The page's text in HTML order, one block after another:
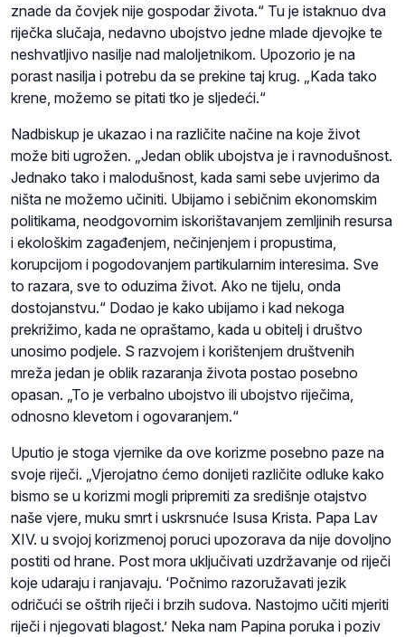
znade da čovjek nije gospodar života.“ Tu je istaknuo dva
riječka slučaja, nedavno ubojstvo jedne mlade djevojke te
neshvatljivo nasilje nad maloljetnikom. Upozorio je na
porast nasilja i potrebu da se prekine taj krug. „Kada tako
krene, možemo se pitati tko je sljedeći.“
Nadbiskup je ukazao i na različite načine na koje život
može biti ugrožen. „Jedan oblik ubojstva je i ravnodušnost.
Jednako tako i malodušnost, kada sami sebe uvjerimo da
ništa ne možemo učiniti. Ubijamo i sebičnim ekonomskim
politikama, neodgovornim iskorištavanjem zemljinih resursa
i ekološkim zagađenjem, nečinjenjem i propustima,
korupcijom i pogodovanjem partikularnim interesima. Sve
to razara, sve to oduzima život. Ako ne tijelu, onda
dostojanstvu.“ Dodao je kako ubijamo i kad nekoga
prekrižimo, kada ne opraštamo, kada u obitelj i društvo
unosimo podjele. S razvojem i korištenjem društvenih
mreža jedan je oblik razaranja života postao posebno
opasan. „To je verbalno ubojstvo ili ubojstvo riječima,
odnosno klevetom i ogovaranjem.“
Uputio je stoga vjernike da ove korizme posebno paze na
svoje riječi. „Vjerojatno ćemo donijeti različite odluke kako
bismo se u korizmi mogli pripremiti za središnje otajstvo
naše vjere, muku smrt i uskrsnuće Isusa Krista. Papa Lav
XIV. u svojoj korizmenoj poruci upozorava da nije dovoljno
postiti od hrane. Post mora uključivati uzdržavanje od riječi
koje udaraju i ranjavaju. ‘Počnimo razoružavati jezik
odričući se oštrih riječi i brzih sudova. Nastojmo učiti mjeriti
riječi i njegovati blagost.’ Neka nam Papina poruka i poziv